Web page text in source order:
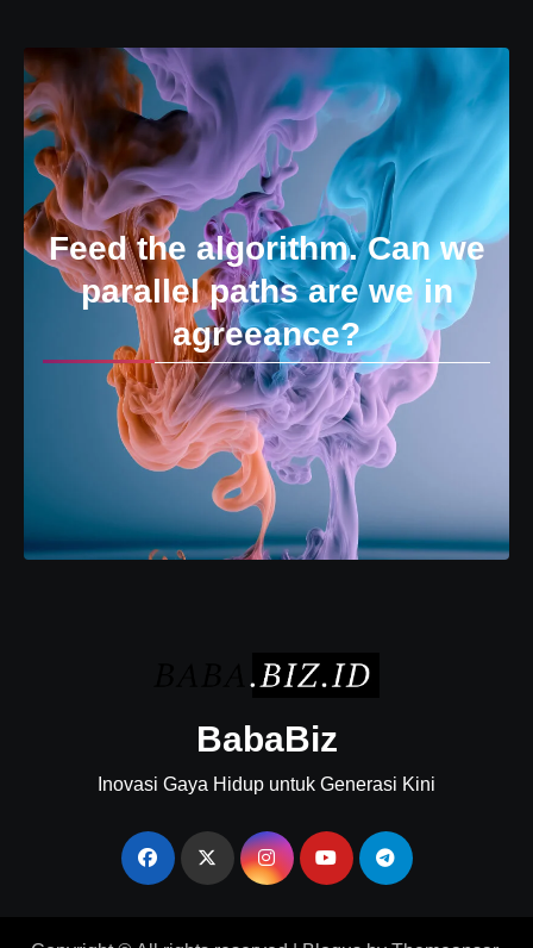
Feed the algorithm. Can we
parallel paths are we in
agreeance?
BabaBiz
Inovasi Gaya Hidup untuk Generasi Kini